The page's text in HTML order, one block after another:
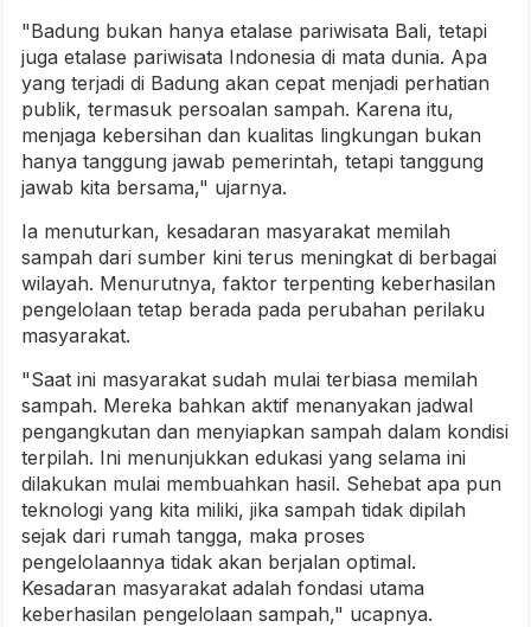
"Badung bukan hanya etalase pariwisata Bali, tetapi
juga etalase pariwisata Indonesia di mata dunia. Apa
yang terjadi di Badung akan cepat menjadi perhatian
publik, termasuk persoalan sampah. Karena itu,
menjaga kebersihan dan kualitas lingkungan bukan
hanya tanggung jawab pemerintah, tetapi tanggung
jawab kita bersama," ujarnya.
Ia menuturkan, kesadaran masyarakat memilah
sampah dari sumber kini terus meningkat di berbagai
wilayah. Menurutnya, faktor terpenting keberhasilan
pengelolaan tetap berada pada perubahan perilaku
masyarakat.
"Saat ini masyarakat sudah mulai terbiasa memilah
sampah. Mereka bahkan aktif menanyakan jadwal
pengangkutan dan menyiapkan sampah dalam kondisi
terpilah. Ini menunjukkan edukasi yang selama ini
dilakukan mulai membuahkan hasil. Sehebat apa pun
teknologi yang kita miliki, jika sampah tidak dipilah
sejak dari rumah tangga, maka proses
pengelolaannya tidak akan berjalan optimal.
Kesadaran masyarakat adalah fondasi utama
keberhasilan pengelolaan sampah," ucapnya.